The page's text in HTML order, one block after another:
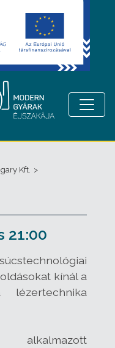
Kft.
>
21:00
kínál a
alkalmazott